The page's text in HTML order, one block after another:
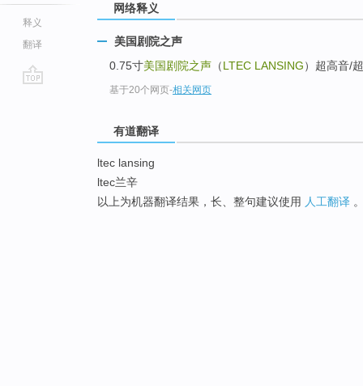
释义
翻译
网络释义
美国剧院之声
0.75寸美国剧院之声 （LTEC LANSING）超高音/
基于20个网页-相关网页
有道翻译
ltec lansing
ltec兰辛
以上为机器翻译结果，长、整句建议使用 人工翻译